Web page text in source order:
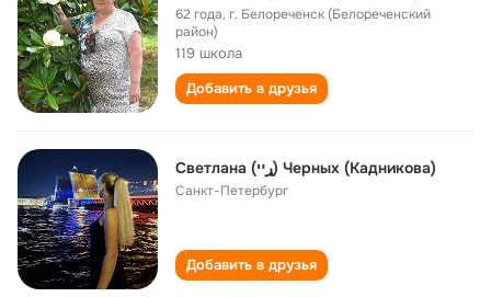
62 года,г. Белореченск (Белореченский
район)
119 школа
Добавить в друзья
Светлана (ړײ) Черных (Кадникова)
Санкт-Петербург
Добавить в друзья